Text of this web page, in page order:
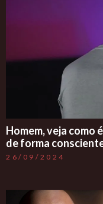
Homem, veja como
de forma
26/09/2024